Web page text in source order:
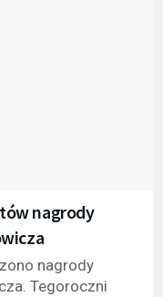
nagrody
nagrody
Tegoroczni